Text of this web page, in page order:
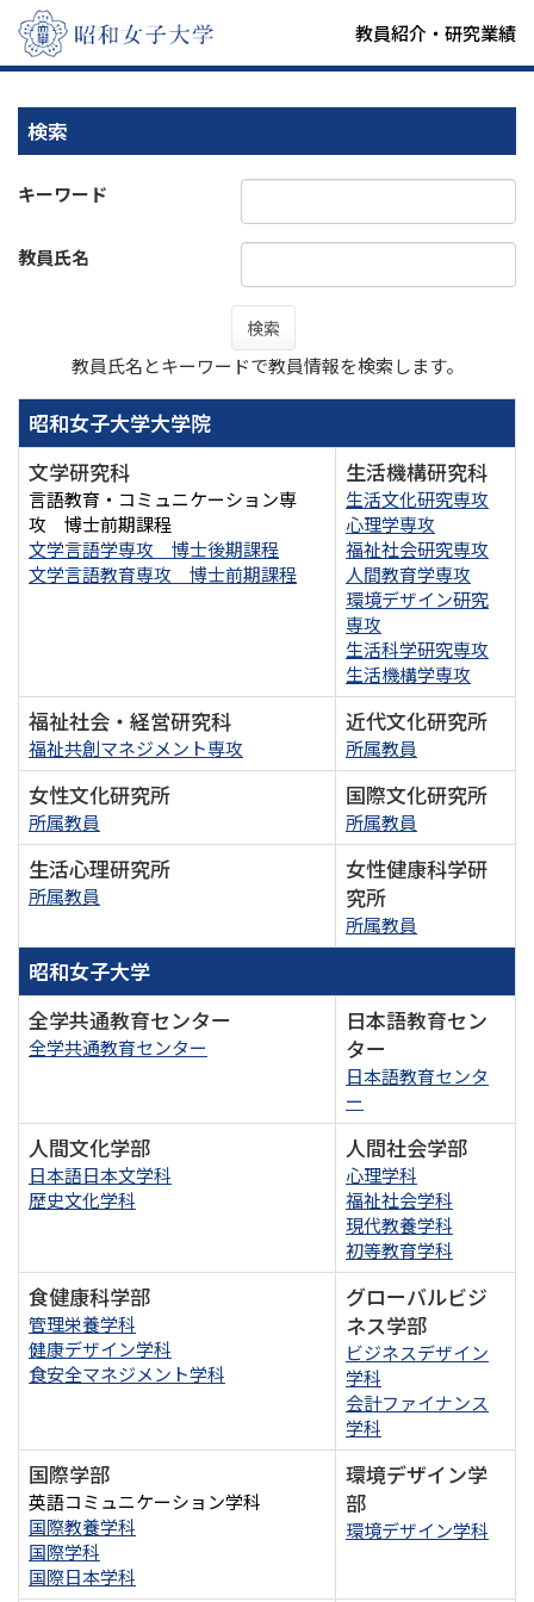
教員紹介・研究業績
検索
キーワード
教員氏名
検索
教員氏名とキーワードで教員情報を検索します。
昭和女子大学大学院
文学研究科
言語教育・コミュニケーション専
攻 博士前期課程
文学言語学専攻 博士後期課程
文学言語教育専攻 博士前期課程
生活機構研究科
生活文化研究専攻
心理学専攻
福祉社会研究専攻
人間教育学専攻
環境デザイン研究
専攻
生活科学研究専攻
生活機構学専攻
福祉社会・経営研究科
福祉共創マネジメント専攻
近代文化研究所
所属教員
女性文化研究所
所属教員
国際文化研究所
所属教員
生活心理研究所
所属教員
女性健康科学研
究所
所属教員
昭和女子大学
全学共通教育センター
全学共通教育センター
日本語教育セン
ター
日本語教育センタ
ー
人間文化学部
日本語日本文学科
歴史文化学科
人間社会学部
心理学科
福祉社会学科
現代教養学科
初等教育学科
食健康科学部
管理栄養学科
健康デザイン学科
食安全マネジメント学科
グローバルビジ
ネス学部
ビジネスデザイン
学科
会計ファイナンス
学科
国際学部
英語コミュニケーション学科
国際教養学科
国際学科
国際日本学科
環境デザイン学
部
環境デザイン学科